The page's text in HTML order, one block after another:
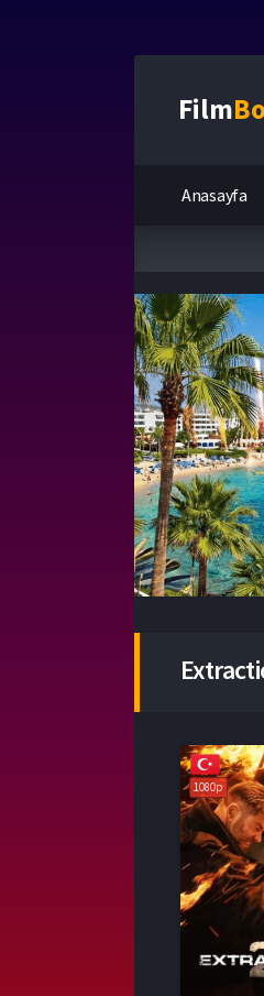
Film
Anasayfa
1080p